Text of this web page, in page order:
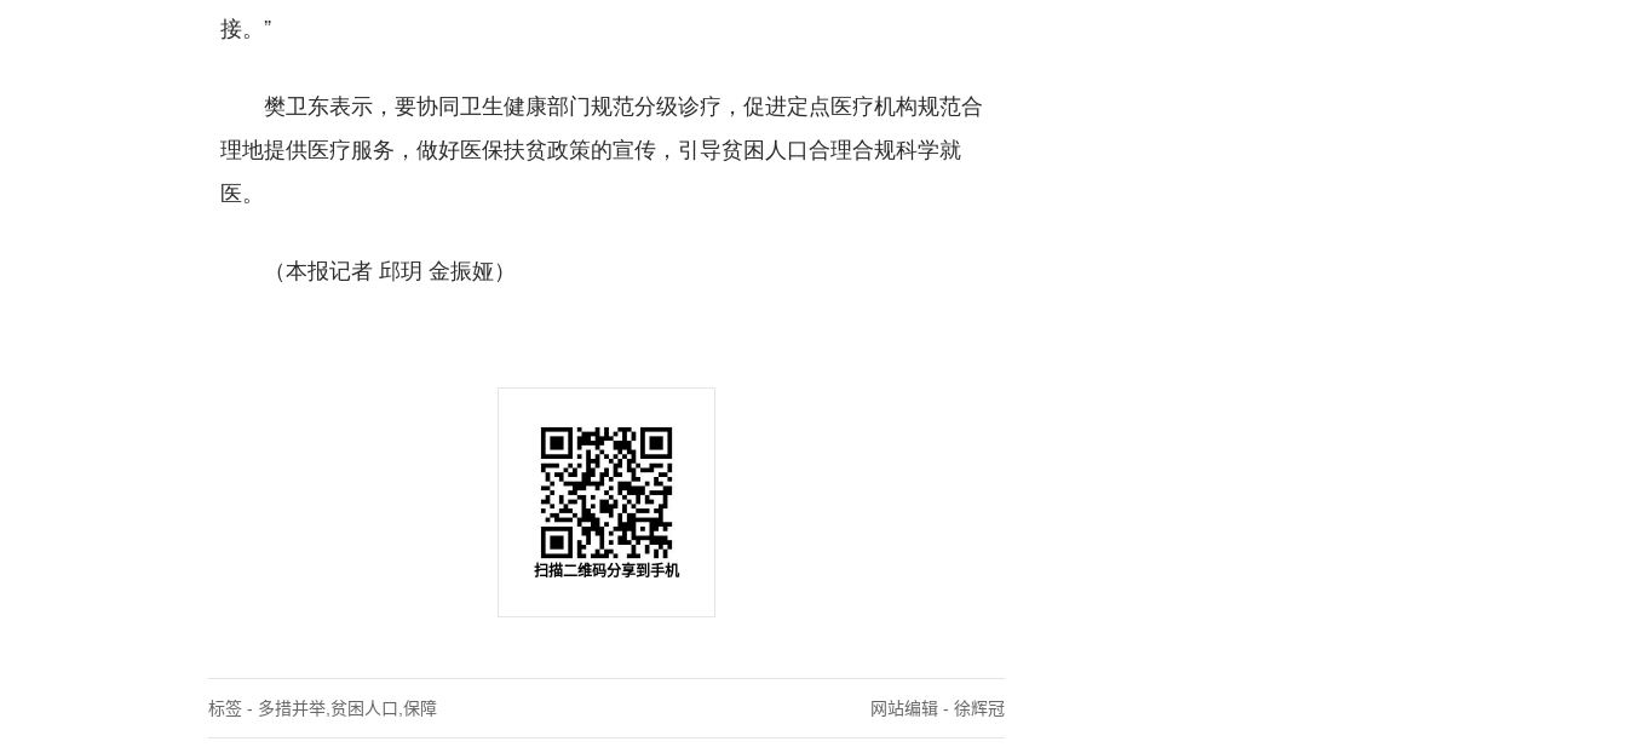
接。”
樊卫东表示，要协同卫生健康部门规范分级诊疗，促进定点医疗机构规范合
理地提供医疗服务，做好医保扶贫政策的宣传，引导贫困人口合理合规科学就
医。
（本报记者 邱玥 金振娅）
扫描二维码分享到手机
标签 - 多措并举,贫困人口,保障 网站编辑 - 徐辉冠